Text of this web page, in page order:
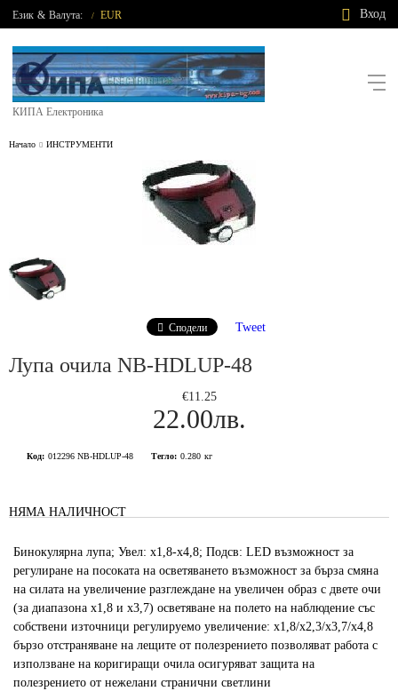
Език & Валута: / EUR Вход
КИПА Електроника
Начало ИНСТРУМЕНТИ
Сподели Tweet
Лупа очила NB-HDLUP-48
€11.25
22.00лв.
Код: 012296 NB-HDLUP-48 Тегло: 0.280 кг
НЯМА НАЛИЧНОСТ
Бинокулярна лупа; Увел: x1,8-x4,8; Подсв: LED възможност за
регулиране на посоката на осветяването възможност за бърза смяна
на силата на увеличение разглеждане на увеличен образ с двете очи
(за диапазона x1,8 и x3,7) осветяване на полето на наблюдение със
собствени източници регулируемо увеличение: x1,8/x2,3/x3,7/x4,8
бързо отстраняване на лещите от полезрението позволяват работа с
използване на коригиращи очила осигуряват защита на
полезрението от нежелани странични светлини